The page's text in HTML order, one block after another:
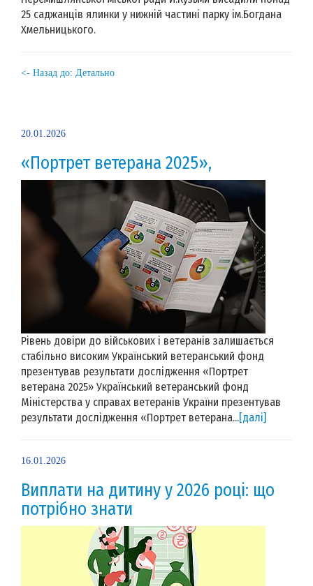
25 саджанців ялинки у нижній частині парку ім.Богдана
Хмельницького.
<- Назад до: Детально
20.01.2026
«Портрет ветерана 2025»,
Рівень довіри до військових і ветеранів залишається
стабільно високим Український ветеранський фонд
презентував результати дослідження «Портрет
ветерана 2025» Український ветеранський фонд
Міністерства у справах ветеранів України презентував
результати дослідження «Портрет ветерана...[далі]
16.01.2026
Виплати на дитину у 2026 році: що
потрібно знати